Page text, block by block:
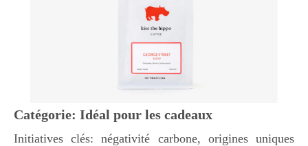
Catégorie: Idéal pour les cadeaux
Initiatives clés: négativité carbone, origines uniques